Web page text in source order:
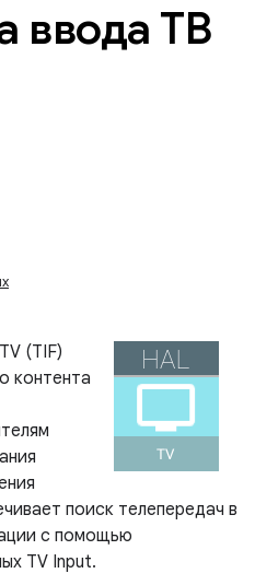
ввода ТВ
(TIF)
контента
поиск телепередач в
с помощью
TV Input.